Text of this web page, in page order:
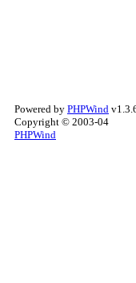
Powered by PHPWind
Copyright © 2003-04
PHPWind